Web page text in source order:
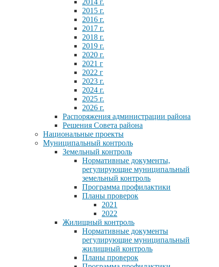
2015 г.
2016 г.
2017 г.
2018 г.
2019 г.
2020 г.
2021 г
2022 г
2023 г.
2024 г.
2025 г.
2026 г.
Распоряжения администрации района
Решения Совета района
Национальные проекты
Муниципальный контроль
Земельный контроль
Нормативные документы,
регулирующие муниципальный
земельный контроль
Программа профилактики
Планы проверок
2021
2022
Жилищный контроль
Нормативные документы
регулирующие муниципальный
жилищный контроль
Планы проверок